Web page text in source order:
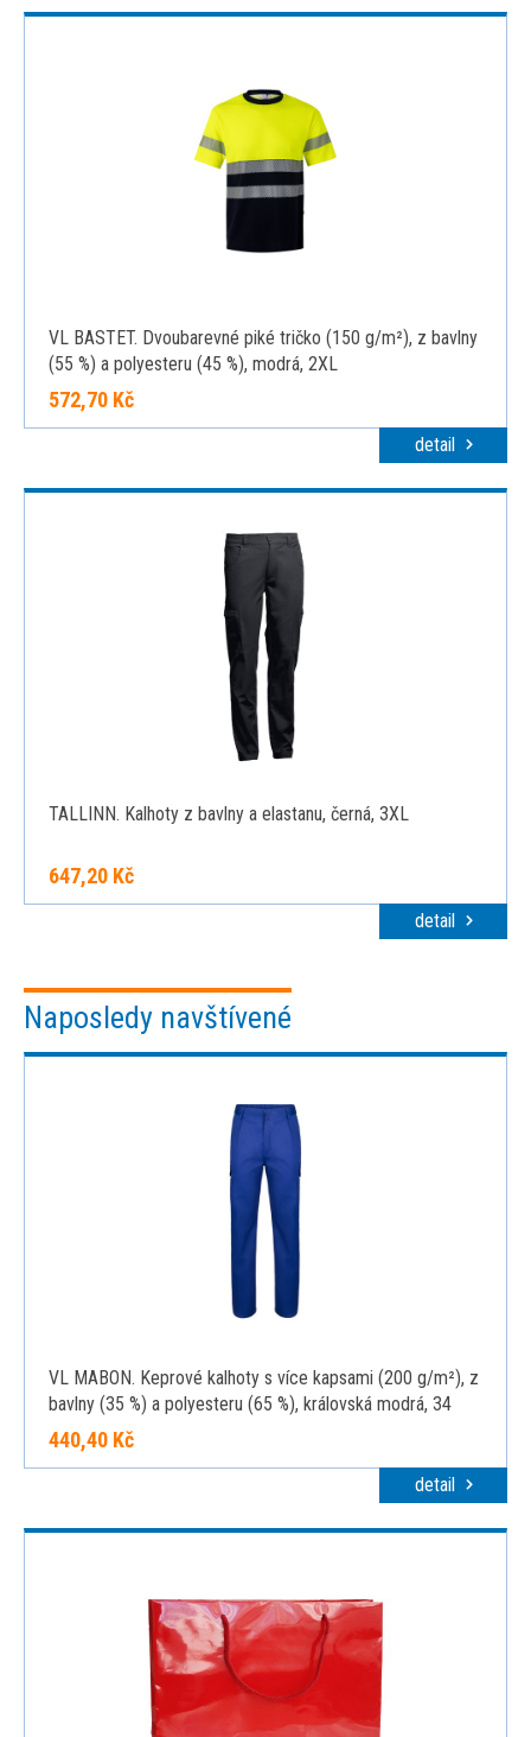
VL BASTET. Dvoubarevné piké tričko (150 g/m²), z bavlny
(55 %) a polyesteru (45 %), modrá, 2XL
572,70 Kč
detail
TALLINN. Kalhoty z bavlny a elastanu, černá, 3XL
647,20 Kč
detail
Naposledy navštívené
VL MABON. Keprové kalhoty s více kapsami (200 g/m²), z
bavlny (35 %) a polyesteru (65 %), královská modrá, 34
440,40 Kč
detail